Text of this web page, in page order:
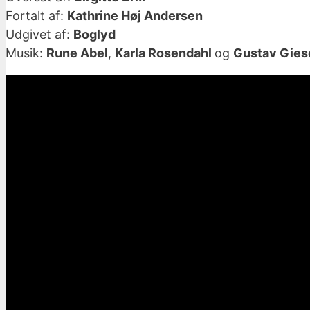
Fortalt af: Kathrine Høj Andersen
Udgivet af: Boglyd
Musik: Rune Abel, Karla Rosendahl og Gustav